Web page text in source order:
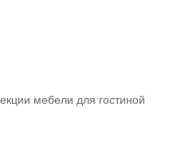
мебели для гостиной